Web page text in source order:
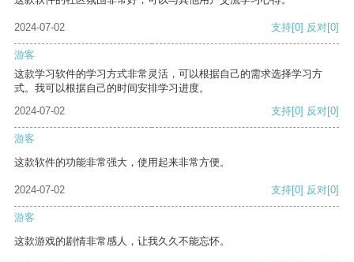
2024-07-02 支持[0] 反对[0]
游客
这款学习软件的学习方式非常灵活，可以根据自己的需求选择学习方
式。我可以根据自己的时间安排学习进度。
2024-07-02
支持[0] 反对[0]
游客
这款软件的功能非常强大，使用起来非常方便。
2024-07-02 支持[0] 反对[0]
游客
这款游戏的剧情非常感人，让我久久不能忘怀。